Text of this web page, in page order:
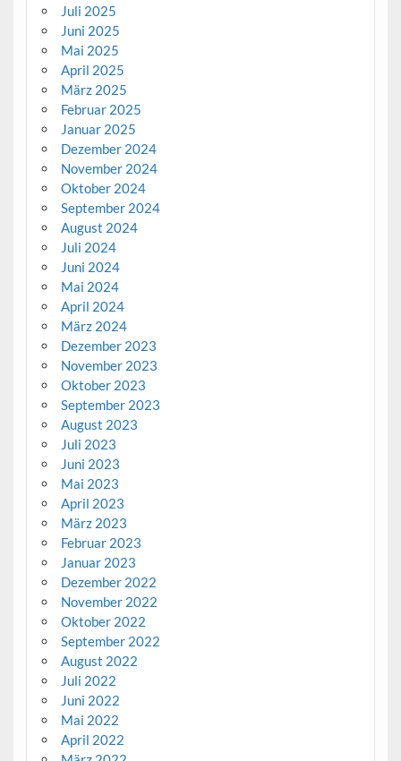
Juli 2025
Juni 2025
Mai 2025
April 2025
März 2025
Februar 2025
Januar 2025
Dezember 2024
November 2024
Oktober 2024
September 2024
August 2024
Juli 2024
Juni 2024
Mai 2024
April 2024
März 2024
Dezember 2023
November 2023
Oktober 2023
September 2023
August 2023
Juli 2023
Juni 2023
Mai 2023
April 2023
März 2023
Februar 2023
Januar 2023
Dezember 2022
November 2022
Oktober 2022
September 2022
August 2022
Juli 2022
Juni 2022
Mai 2022
April 2022